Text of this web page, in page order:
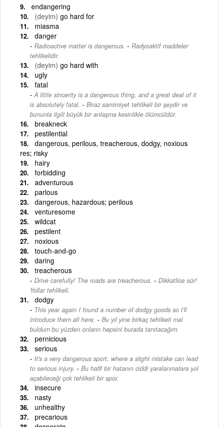
endangering
(deyim) go hard for
miasma
danger
Radioactive matter is dangerous. - Radyoaktif maddeler
tehlikelidir.
(deyim) go hard with
ugly
fatal
A little sincerity is a dangerous thing, and a great deal of it
is absolutely fatal. - Biraz samimiyet tehlikeli bir şeydir ve
bununla ilgili büyük bir anlaşma kesinlikle ölümcüldür.
breakneck
pestilential
dangerous, perilous, treacherous, dodgy, noxious
res; risky
hairy
forbidding
adventurous
parlous
dangerous, hazardous; perilous
venturesome
wildcat
pestilent
noxious
touch-and-go
daring
treacherous
Drive carefully! The roads are treacherous. - Dikkatlice sür!
Yollar tehlikeli.
dodgy
This year again I found a number of dodgy goods so I'll
introduce them all here. - Bu yıl yine birkaç tehlikeli mal
buldum bu yüzden onların hepsini burada tanıtacağım.
pernicious
serious
It's a very dangerous sport, where a slight mistake can lead
to serious injury. - Bu hafif bir hatanın ciddi yaralanmalara yol
açabileceği çok tehlikeli bir spor.
insecure
nasty
unhealthy
precarious